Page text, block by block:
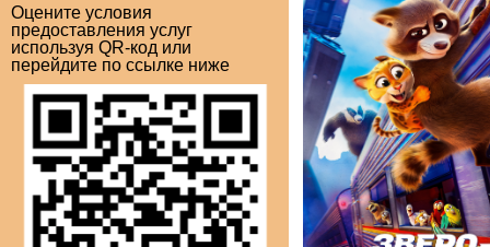
Оцените условия
предоставления услуг
используя QR-код или
перейдите по ссылке ниже